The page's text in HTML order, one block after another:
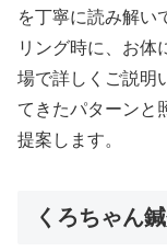
を丁寧に読み解い
リング時に、お体
場で詳しくご説明
てきたパターンと
提案します。
くろちゃん